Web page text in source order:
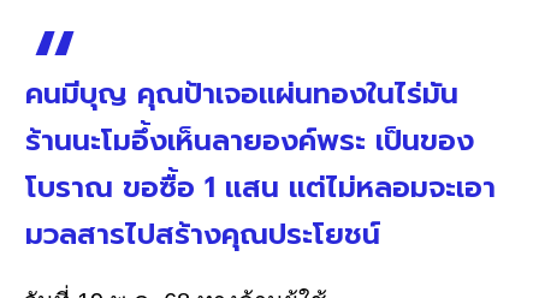
คนมีบุญ คุณป้าเจอแผ่นทองในไร่มัน
ร้านนะโมอึ้งเห็นลายองค์พระ เป็นของ
โบราณ ขอซื้อ 1 แสน แต่ไม่หลอมจะเอา
มวลสารไปสร้างคุณประโยชน์